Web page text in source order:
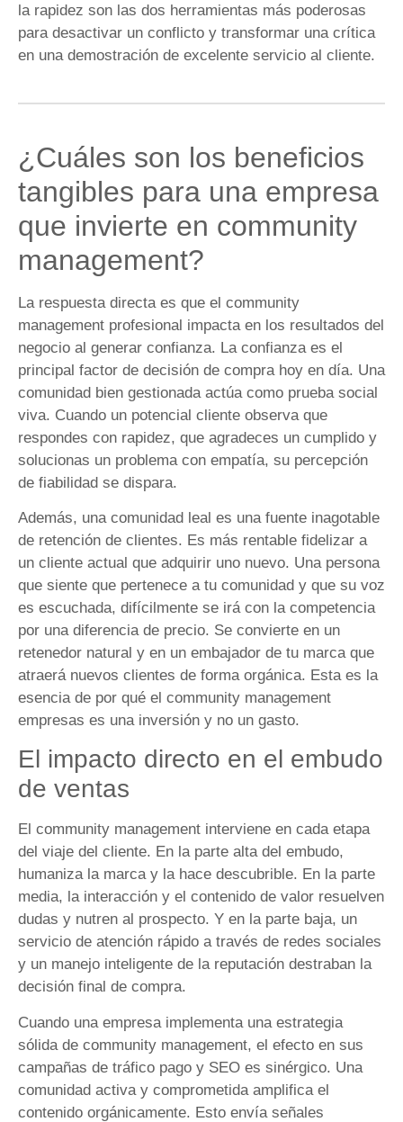
la rapidez son las dos herramientas más poderosas
para desactivar un conflicto y transformar una crítica
en una demostración de excelente servicio al cliente.
¿Cuáles son los beneficios
tangibles para una empresa
que invierte en community
management?
La respuesta directa es que el community
management profesional impacta en los resultados del
negocio al generar confianza. La confianza es el
principal factor de decisión de compra hoy en día. Una
comunidad bien gestionada actúa como prueba social
viva. Cuando un potencial cliente observa que
respondes con rapidez, que agradeces un cumplido y
solucionas un problema con empatía, su percepción
de fiabilidad se dispara.
Además, una comunidad leal es una fuente inagotable
de retención de clientes. Es más rentable fidelizar a
un cliente actual que adquirir uno nuevo. Una persona
que siente que pertenece a tu comunidad y que su voz
es escuchada, difícilmente se irá con la competencia
por una diferencia de precio. Se convierte en un
retenedor natural y en un embajador de tu marca que
atraerá nuevos clientes de forma orgánica. Esta es la
esencia de por qué el community management
empresas es una inversión y no un gasto.
El impacto directo en el embudo
de ventas
El community management interviene en cada etapa
del viaje del cliente. En la parte alta del embudo,
humaniza la marca y la hace descubrible. En la parte
media, la interacción y el contenido de valor resuelven
dudas y nutren al prospecto. Y en la parte baja, un
servicio de atención rápido a través de redes sociales
y un manejo inteligente de la reputación destraban la
decisión final de compra.
Cuando una empresa implementa una estrategia
sólida de community management, el efecto en sus
campañas de tráfico pago y SEO es sinérgico. Una
comunidad activa y comprometida amplifica el
contenido orgánicamente. Esto envía señales